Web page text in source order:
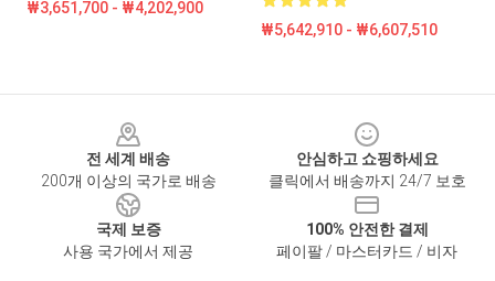
₩3,651,700 - ₩4,202,900
₩5,642,910 - ₩6,607,510
전 세계 배송
200개 이상의 국가로 배송
안심하고 쇼핑하세요
클릭에서 배송까지 24/7 보호
국제 보증
사용 국가에서 제공
100% 안전한 결제
페이팔 / 마스터카드 / 비자